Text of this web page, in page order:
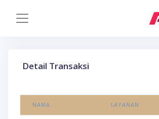
Detail Transaksi
NAMA LAYANAN